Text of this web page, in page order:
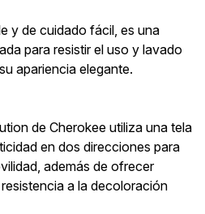
y de cuidado fácil, es una
para resistir el uso y lavado
apariencia elegante.
de Cherokee utiliza una tela
en dos direcciones para
además de ofrecer
a la decoloración